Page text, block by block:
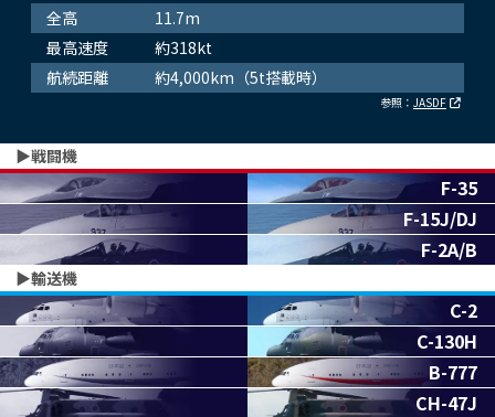
全高
11.7m
最高速度
約318kt
航続距離
約4,000km（5t搭載時）
参照： JASDF
▶︎戦闘機
F-35
F-15J/DJ
F-2A/B
▶︎輸送機
C-2
C-130H
B-777
CH-47J